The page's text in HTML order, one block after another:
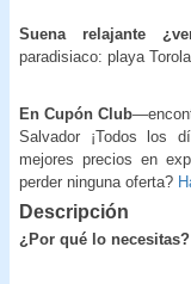
Suena relajante
paradisiaco: playa
En Cupón Club
Salvador ¡Todos los
mejores precios en
perder ninguna oferta?
Descripción
¿Por qué lo necesitas?